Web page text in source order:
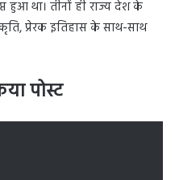
हुआ था। तीनों ही राज्य देश के
प्रेरक इतिहास के साथ-साथ
पोस्ट